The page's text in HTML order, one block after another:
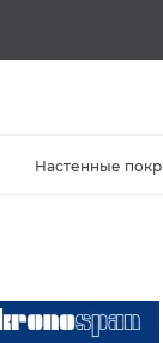
Настенные